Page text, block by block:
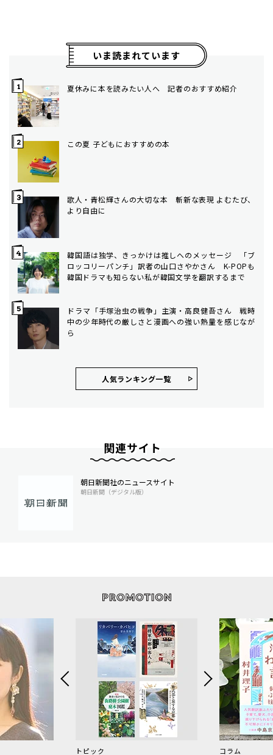
いま読まれています
夏休みに本を読みたい人へ 記者のおすすめ紹介
この夏 子どもにおすすめの本
歌人・青松輝さんの大切な本 斬新な表現 よむたび、
より自由に
韓国語は独学、きっかけは推しへのメッセージ 「ブ
ロッコリーパンチ」訳者の山口さやかさん K-POPも
韓国ドラマも知らない私が韓国文学を翻訳するまで
ドラマ「手塚治虫の戦争」主演・高良健吾さん 戦時
中の少年時代の厳しさと漫画への強い熱量を感じなが
ら
人気ランキング⼀覧
関連サイト
朝日新聞社のニュースサイト
朝日新聞（デジタル版）
トピック コラム